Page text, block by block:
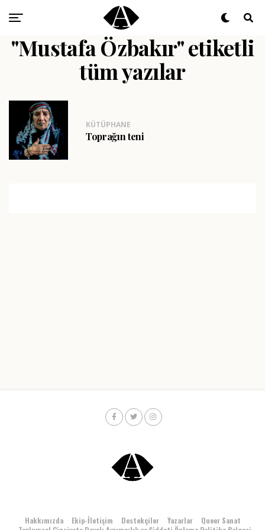
"Mustafa Özbakır" etiketli
tüm yazılar
KÜTÜPHANE
Toprağın teni
Hakkımızda Ekip-İletişim Destekçiler Yazarlar
Queer Sanat